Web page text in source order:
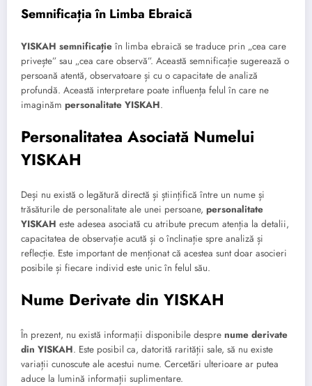
Semnificația în Limba Ebraică
YISKAH semnificație în limba ebraică se traduce prin „cea care
privește” sau „cea care observă”. Această semnificație sugerează o
persoană atentă, observatoare și cu o capacitate de analiză
profundă. Această interpretare poate influența felul în care ne
imaginăm personalitate YISKAH.
Personalitatea Asociată Numelui
YISKAH
Deși nu există o legătură directă și științifică între un nume și
trăsăturile de personalitate ale unei persoane, personalitate
YISKAH este adesea asociată cu atribute precum atenția la detalii,
capacitatea de observație acută și o înclinație spre analiză și
reflecție. Este important de menționat că acestea sunt doar asocieri
posibile și fiecare individ este unic în felul său.
Nume Derivate din YISKAH
În prezent, nu există informații disponibile despre nume derivate
din YISKAH. Este posibil ca, datorită rarității sale, să nu existe
variații cunoscute ale acestui nume. Cercetări ulterioare ar putea
aduce la lumină informații suplimentare.